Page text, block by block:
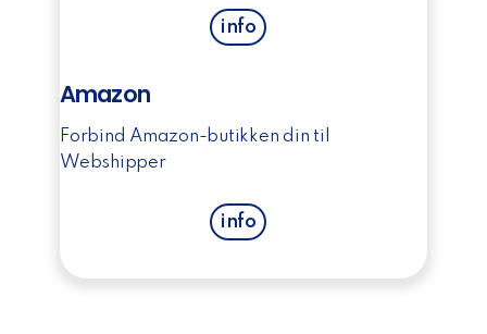
info
Amazon
Forbind Amazon-butikken din til
Webshipper
info